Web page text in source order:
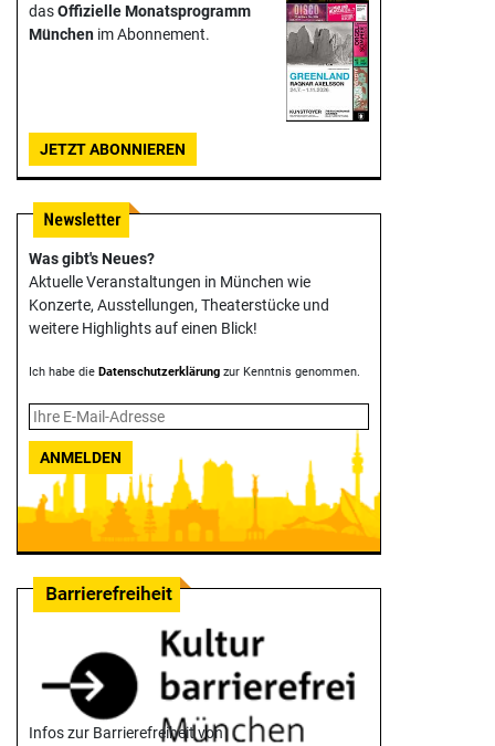
dasOffizielle Monats­programm
München im Abonnement.
JETZT ABONNIEREN
Was gibt's Neues?
Aktuelle Veranstaltungen in München wie
Konzerte, Ausstellungen, Theater­stücke und
weitere Highlights auf einen Blick!
Ich habe die Datenschutzerklärung zur Kenntnis genommen.
ANMELDEN
Infos zur Barrierefreiheit von